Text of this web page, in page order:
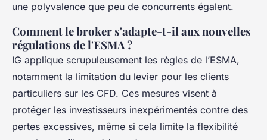
une polyvalence que peu de concurrents égalent.
Comment le broker s'adapte-t-il aux nouvelles
régulations de l'ESMA ?
IG applique scrupuleusement les règles de l’ESMA,
notamment la limitation du levier pour les clients
particuliers sur les CFD. Ces mesures visent à
protéger les investisseurs inexpérimentés contre des
pertes excessives, même si cela limite la flexibilité